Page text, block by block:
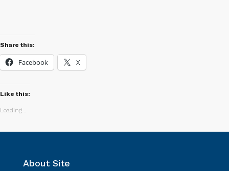
Share this:
Facebook X
Like this:
Loading...
About Site